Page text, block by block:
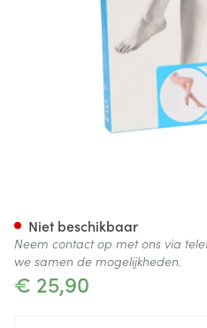
€ 25,90
Niet beschikbaar
Neem contact op met ons via
we samen de mogelijkheden.